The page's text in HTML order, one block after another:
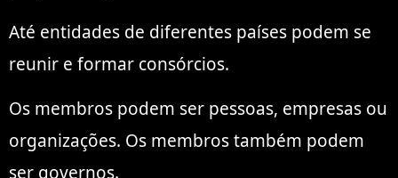
Até entidades de diferentes países podem se
reunir e formar consórcios.
Os membros podem ser pessoas, empresas ou
organizações. Os membros também podem
ser governos.